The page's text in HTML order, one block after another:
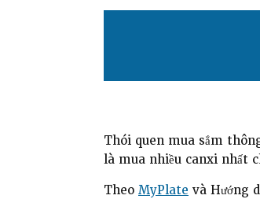
Thói quen mua sắm
là mua nhiều canxi nhất
Theo MyPlate và Hướng